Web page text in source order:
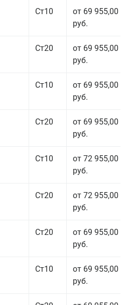
Ст10
от 69 955,00
руб.
Ст20
от 69 955,00
руб.
Ст10
от 69 955,00
руб.
Ст20
от 69 955,00
руб.
Ст10
от 72 955,00
руб.
Ст20
от 72 955,00
руб.
Ст20
от 69 955,00
руб.
Ст10
от 69 955,00
руб.